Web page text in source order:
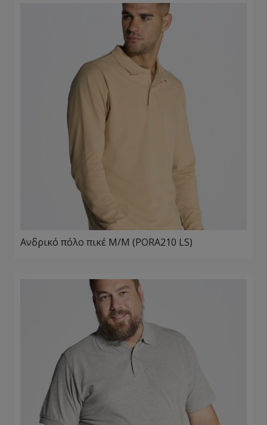
Ανδρικό πόλο πικέ Μ/Μ (PORA210 LS)